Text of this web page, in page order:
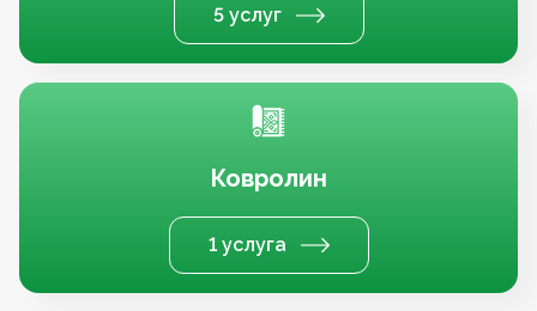
5 услуг
Ковролин
1 услуга